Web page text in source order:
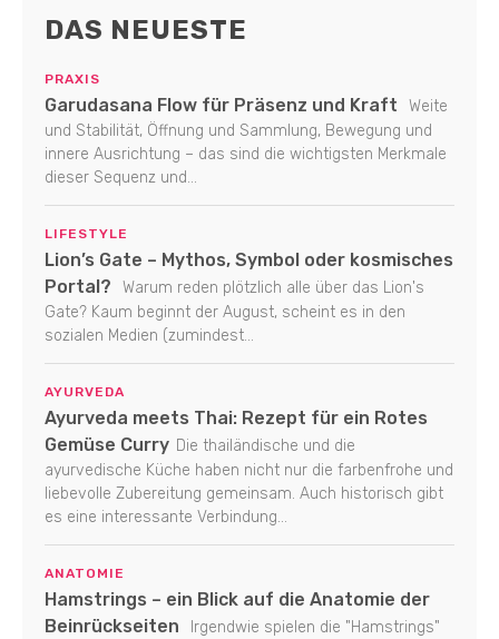
DAS NEUESTE
PRAXIS
Garudasana Flow für Präsenz und Kraft
Weite
und Stabilität, Öffnung und Sammlung, Bewegung und
innere Ausrichtung – das sind die wichtigsten Merkmale
dieser Sequenz und...
LIFESTYLE
Lion’s Gate – Mythos, Symbol oder kosmisches
Portal?
Warum reden plötzlich alle über das Lion's
Gate? Kaum beginnt der August, scheint es in den
sozialen Medien (zumindest...
AYURVEDA
Ayurveda meets Thai: Rezept für ein Rotes
Gemüse Curry Die thailändische und die
ayurvedische Küche haben nicht nur die farbenfrohe und
liebevolle Zubereitung gemeinsam. Auch historisch gibt
es eine interessante Verbindung...
ANATOMIE
Hamstrings – ein Blick auf die Anatomie der
Beinrückseiten
Irgendwie spielen die "Hamstrings"